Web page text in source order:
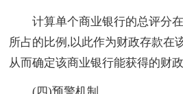
计算单个商业银行的总评分
所占的比例,以此作为财政存款在
从而确定该商业银行能获得的财